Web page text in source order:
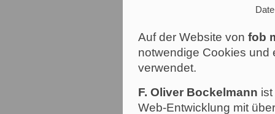
Auf der Website von fob
notwendige Cookies und
verwendet.
F. Oliver Bockelmann
Web-Entwicklung mit